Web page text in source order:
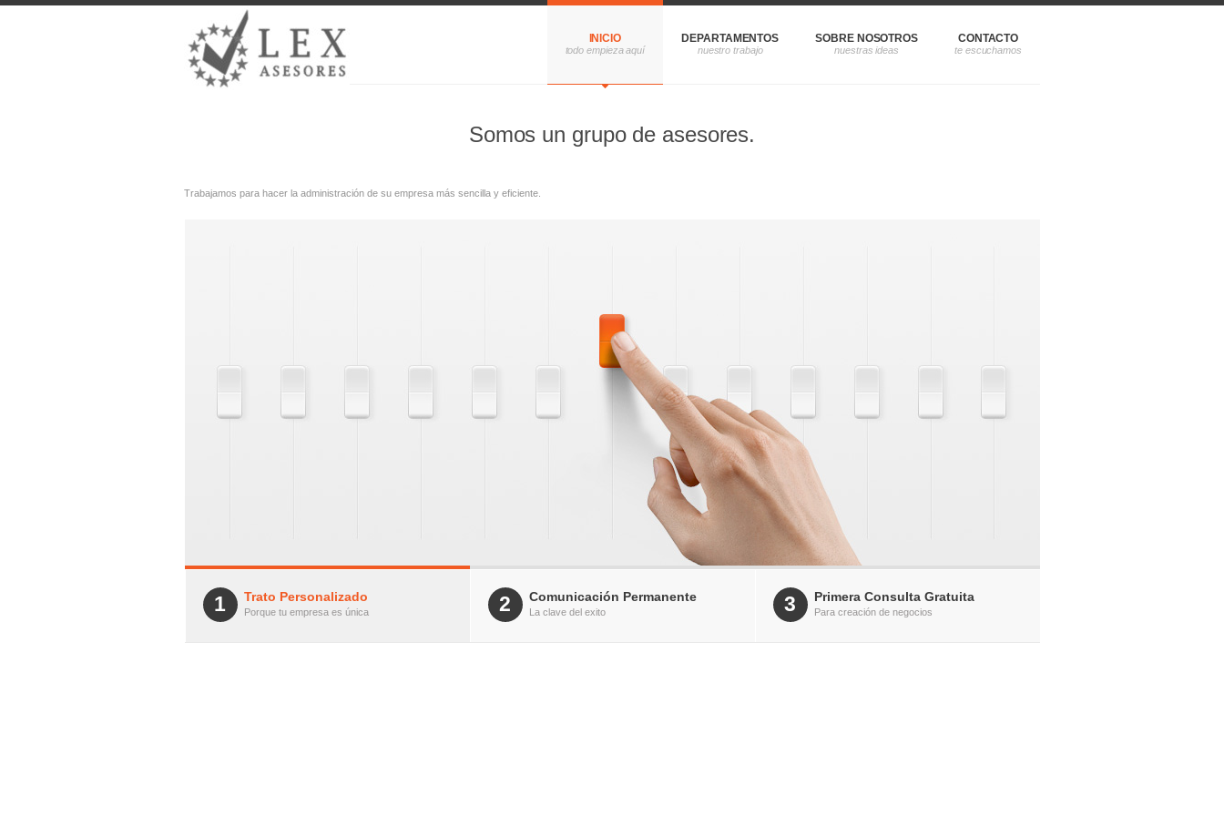
INICIO DEPARTAMENTOS SOBRE NOSOTROS CONTACTO
Somos un grupo de asesores.
Trabajamos para hacer la administración de su empresa más sencilla y eficiente.
1 Trato Personalizado
Porque tu empresa es única 2 Comunicación Permanente
La clave del exito 3 Primera Consulta Gratuita
Para creación de negocios